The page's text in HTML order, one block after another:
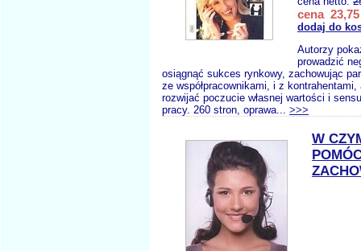
cena 23,75
dodaj do
Autorzy
prowadzić
osiągnąć sukces rynkowy, zachowując
ze współpracownikami, i z
rozwijać poczucie własnej wartości i
pracy. 260 stron, oprawa... >>>
W